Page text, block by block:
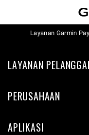
Layanan Garmin
LAYANAN
PERUSAHAAN
APLIKASI